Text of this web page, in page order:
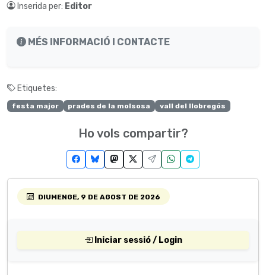
Inserida per: Editor
MÉS INFORMACIÓ I CONTACTE
Etiquetes:
festa major prades de la molsosa vall del llobregós
Ho vols compartir?
DIUMENGE, 9 DE AGOST DE 2026
Iniciar sessió / Login